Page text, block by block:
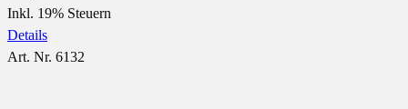
Inkl. 19% Steuern
Details
Art. Nr. 6132